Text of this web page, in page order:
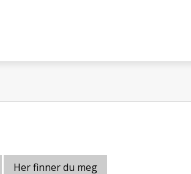
Her finner du meg